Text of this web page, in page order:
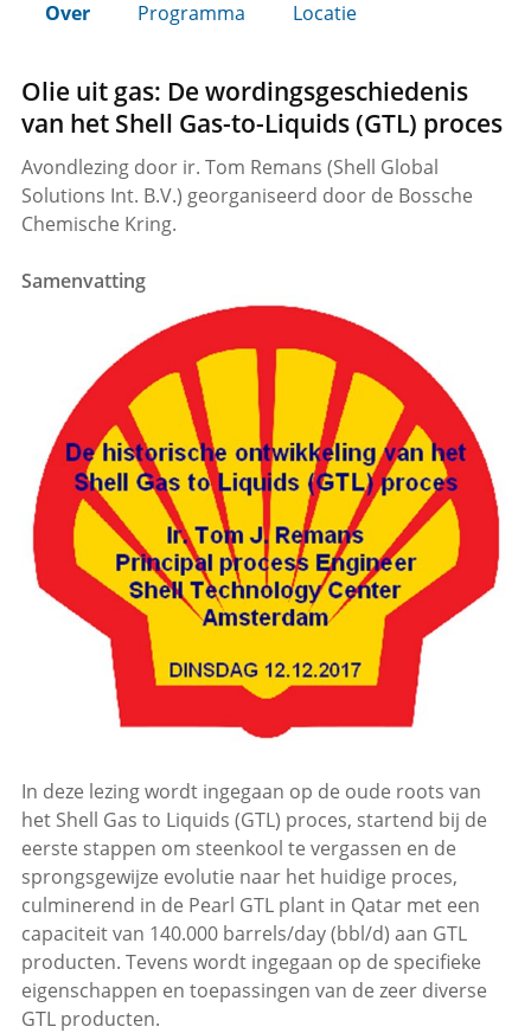
Over Programma Locatie
Olie uit gas: De wordingsgeschiedenis
van het Shell Gas-to-Liquids (GTL) proces
Avondlezing door ir. Tom Remans (Shell Global
Solutions Int. B.V.) georganiseerd door de Bossche
Chemische Kring.
Samenvatting
In deze lezing wordt ingegaan op de oude roots van
het Shell Gas to Liquids (GTL) proces, startend bij de
eerste stappen om steenkool te vergassen en de
sprongsgewijze evolutie naar het huidige proces,
culminerend in de Pearl GTL plant in Qatar met een
capaciteit van 140.000 barrels/day (bbl/d) aan GTL
producten. Tevens wordt ingegaan op de specifieke
eigenschappen en toepassingen van de zeer diverse
GTL producten.